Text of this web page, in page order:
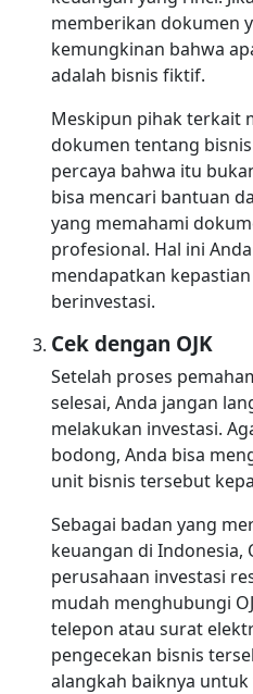
memberikan dokumen
kemungkinan bahwa
adalah bisnis fiktif.
Meskipun pihak terkait
dokumen tentang
percaya bahwa itu
bisa mencari bantuan
yang memahami
profesional. Hal ini
mendapatkan
berinvestasi.
Cek dengan OJK
Setelah proses
selesai, Anda jangan
melakukan investasi.
bodong, Anda bisa
unit bisnis tersebut
Sebagai badan yang
keuangan di Indonesia,
perusahaan investasi
mudah menghubungi
telepon atau surat
pengecekan bisnis
alangkah baiknya